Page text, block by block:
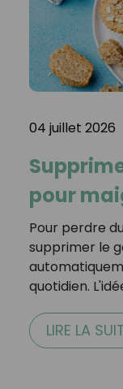
04 juillet 2026
pour
Pour perdre
supprimer le
quotidien.
LIRE LA